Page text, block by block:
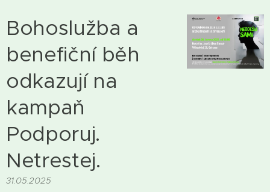
Bohoslužba a
benefiční běh
odkazují na
kampaň
Podporuj.
Netrestej.
31.05.2025